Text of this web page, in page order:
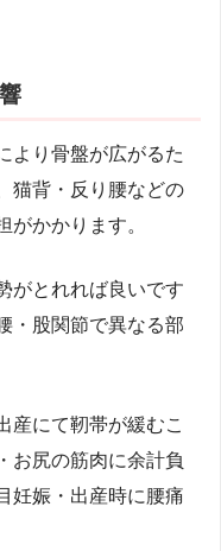
より骨盤が広がるた
猫背・反り腰などの
かかります。
がとれれば良いです
・股関節で異なる部
産にて靭帯が緩むこ
お尻の筋肉に余計負
妊娠・出産時に腰痛